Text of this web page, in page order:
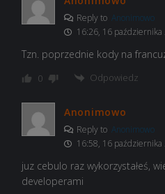
Reply to Anonimowo
16:26, 16
Tzn. poprzednie kody na
0 Odpowiedz
Anonimowo
Reply to Anonimowo
16:58, 16 października
juz cebulo raz wykorzystałeś,
developerami